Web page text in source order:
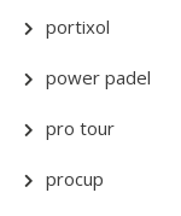
portixol
power padel
pro tour
procup